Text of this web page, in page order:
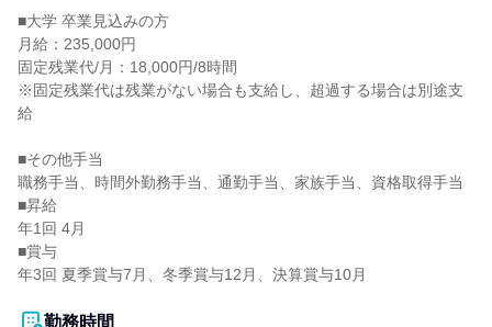
■大学 卒業見込みの方
月給：235,000円
固定残業代/月：18,000円/8時間
※固定残業代は残業がない場合も支給し、超過する場合は別途支
給
■その他手当
職務手当、時間外勤務手当、通勤手当、家族手当、資格取得手当
■昇給
年1回 4月
■賞与
年3回 夏季賞与7月、冬季賞与12月、決算賞与10月
勤務時間